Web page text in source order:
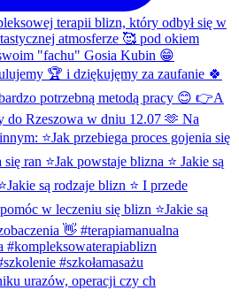
urazów, operacji czy ch